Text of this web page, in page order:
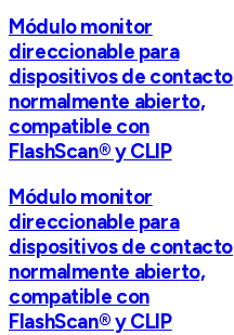
Módulo monitor
direccionable para
dispositivos de contacto
normalmente abierto,
compatible con
FlashScan® y CLIP
Módulo monitor
direccionable para
dispositivos de contacto
normalmente abierto,
compatible con
FlashScan® y CLIP